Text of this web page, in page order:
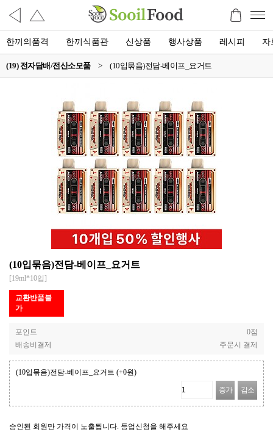
한끼의품격 한끼식품관 신상품 행사상품 레시피 자
(19) 전자담배/전산소모품 > (10입묶음)전담-베이프_요거트
(10입묶음)전담-베이프_요거트
[19ml*10입]
교환반품불
가
포인트
0점
배송비결제
주문시 결제
(10입묶음)전담-베이프_요거트 (+0원)
증가 감소
승인된 회원만 가격이 노출됩니다. 등업신청을 해주세요